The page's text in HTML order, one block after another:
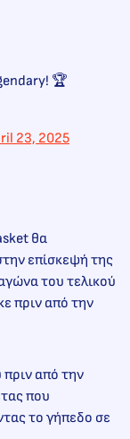
🏆
23, 2025
θα
επίσκεψή της
του τελικού
πριν από την
από την
που
το γήπεδο σε